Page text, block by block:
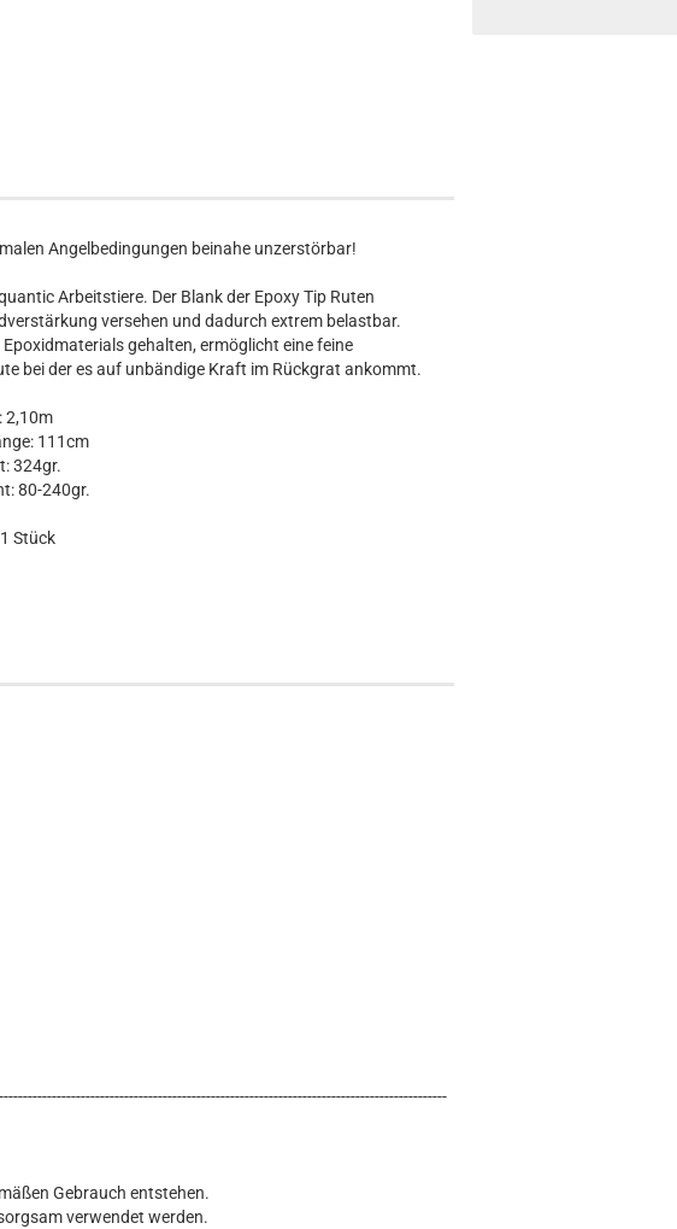
Angelbedingungen beinahe unzerstörbar!
Arbeitstiere. Der Blank der Epoxy Tip Ruten
versehen und dadurch extrem belastbar.
gehalten, ermöglicht eine feine
bei der es auf unbändige Kraft im Rückgrat ankommt.
2,10m
111cm
324gr.
80-240gr.
Stück
Gebrauch entstehen.
verwendet werden.